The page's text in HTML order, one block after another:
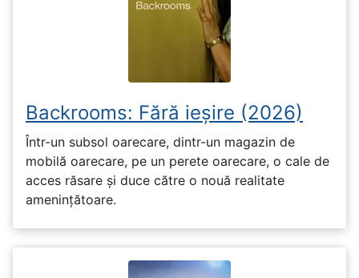
Backrooms: Fără ieșire (2026)
Într-un subsol oarecare, dintr-un magazin de
mobilă oarecare, pe un perete oarecare, o cale de
acces răsare și duce către o nouă realitate
amenințătoare.